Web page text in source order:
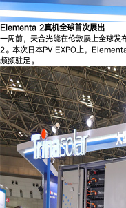
Elementa 2真机全球首次展出
一周前，天合光能在伦敦展上全球
2。本次日本PV EXPO上，
频频驻足。